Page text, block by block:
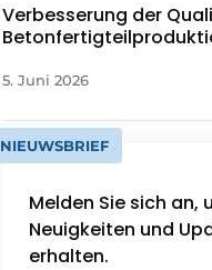
Verbesserung der
5. Juni 2026
NIEUWSBRIEF
Melden Sie sich an,
Neuigkeiten und
erhalten.